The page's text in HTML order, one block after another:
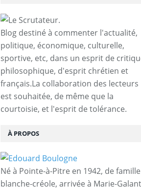
Blog destiné à commenter l'actualité,
politique, économique, culturelle,
sportive, etc, dans un esprit de
philosophique, d'esprit chrétien et
français.La collaboration des lecteurs
est souhaitée, de même que la
courtoisie, et l'esprit de tolérance.
À PROPOS
Né à Pointe-à-Pitre en 1942, de famille
blanche-créole, arrivée à Marie-